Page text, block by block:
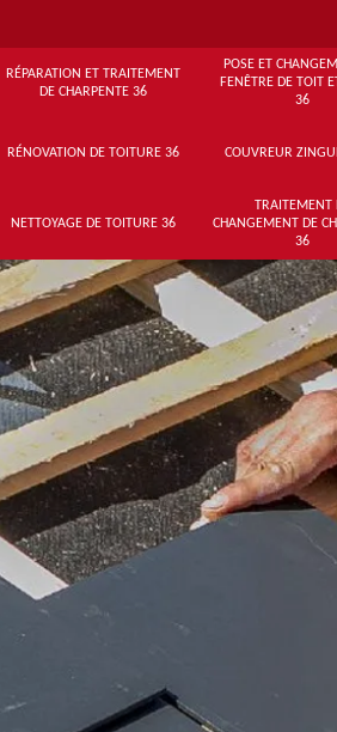
RÉPARATION ET TRAITEMENT
DE CHARPENTE 36
POSE ET
FENÊTRE DE TOIT
36
RÉNOVATION DE TOITURE 36 COUVREUR
NETTOYAGE DE TOITURE 36
TRAITEMENT
CHANGEMENT DE
36